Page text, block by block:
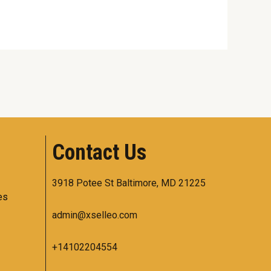
Contact Us
3918 Potee St Baltimore, MD 21225
admin@xselleo.com
+14102204554